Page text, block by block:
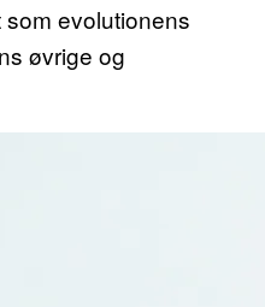
evolutionens
øvrige og